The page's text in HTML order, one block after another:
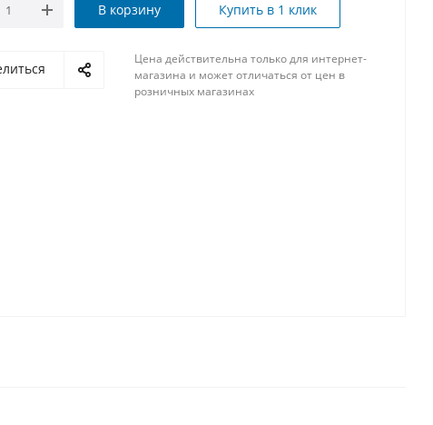
В корзину Купить в 1 клик
Цена действительна только для интернет-
магазина и может отличаться от цен в
розничных магазинах